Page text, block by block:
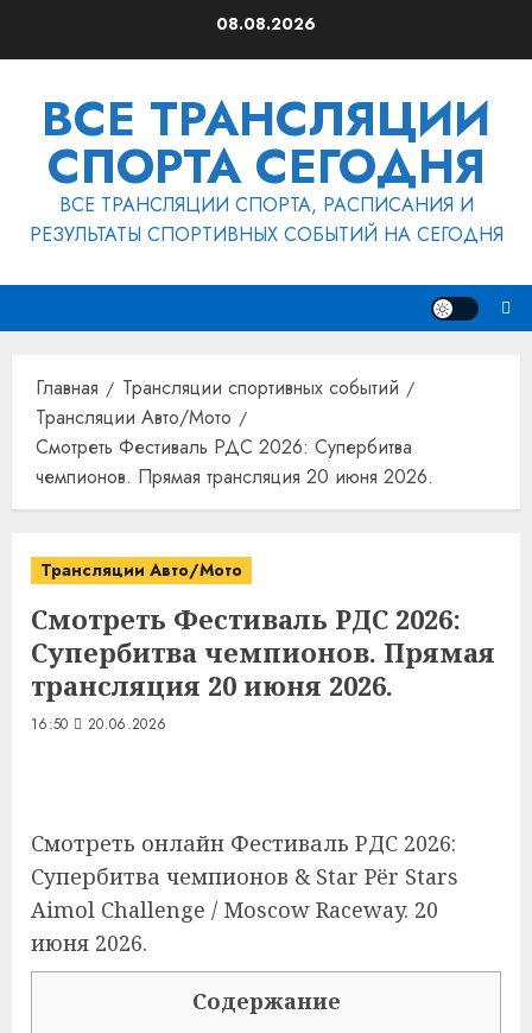
08.08.2026
ВСЕ ТРАНСЛЯЦИИ
СПОРТА СЕГОДНЯ
ВСЕ ТРАНСЛЯЦИИ СПОРТА, РАСПИСАНИЯ И
РЕЗУЛЬТАТЫ СПОРТИВНЫХ СОБЫТИЙ НА СЕГОДНЯ
Главная
Трансляции спортивных событий
Трансляции Авто/Мото
Смотреть Фестиваль РДС 2026: Супербитва
чемпионов. Прямая трансляция 20 июня 2026.
Трансляции Авто/Мото
Смотреть Фестиваль РДС 2026:
Супербитва чемпионов. Прямая
трансляция 20 июня 2026.
16:50 20.06.2026
Смотреть онлайн Фестиваль РДС 2026:
Супербитва чемпионов & Star Pёr Stars
Aimol Challenge / Moscow Raceway. 20
июня 2026.
Содержание